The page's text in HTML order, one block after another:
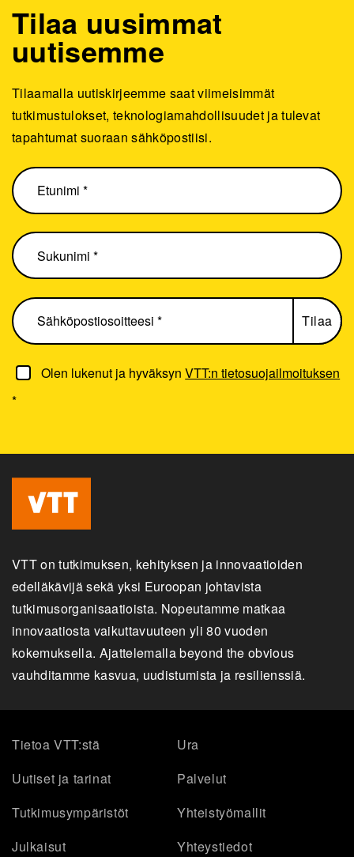
Olen lukenut ja hyväksynVTT:n tietosuojailmoituksen
*
Tilaa uusimmat
uutisemme
Tilaamalla uutiskirjeemme saat viimeisimmät
tutkimustulokset, teknologiamahdollisuudet ja tulevat
tapahtumat suoraan sähköpostiisi.
VTT on tutkimuksen, kehityksen ja innovaatioiden
edelläkävijä sekä yksi Euroopan johtavista
tutkimusorganisaatioista. Nopeutamme matkaa
innovaatiosta vaikuttavuuteen yli 80 vuoden
kokemuksella. Ajattelemalla beyond the obvious
vauhditamme kasvua, uudistumista ja resilienssiä.
Tietoa VTT:stä
Ura
Uutiset ja tarinat
Palvelut
Tutkimusympäristöt
Yhteistyömallit
Julkaisut
Yhteystiedot